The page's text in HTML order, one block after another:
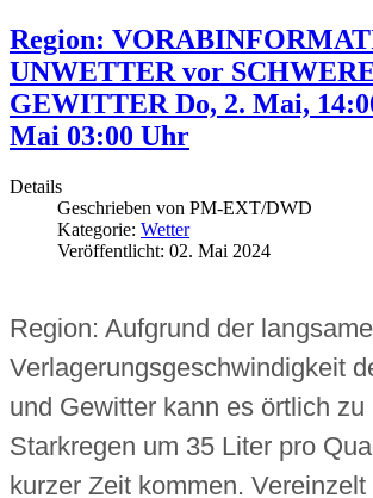
Region:
UNWETTER vor
GEWITTER Do, 2. Mai,
Mai 03:00 Uhr
Details
Geschrieben von PM-EXT/DWD
Kategorie: Wetter
Veröffentlicht: 02. Mai 2024
Region: Aufgrund der
Verlagerungsgeschwindigkeit
und Gewitter kann es örtlich zu
Starkregen um 35 Liter pro
kurzer Zeit kommen.